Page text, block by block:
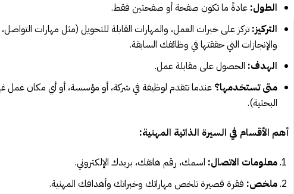
الطول: عادةً ما تكون صفحة أو صفحتين فقط.
التركيز: تركز على خبرات العمل، والمهارات القابلة للتحويل (مثل مهارات
والإنجازات التي حققتها في وظائفك السابقة.
الهدف: الحصول على مقابلة عمل.
متى تستخدمها؟ عندما تتقدم لوظيفة في شركة، أو مؤسسة، أو أي مكان عمل
البحثية).
أهم الأقسام في السيرة الذاتية المهنية:
معلومات الاتصال: اسمك، رقم هاتفك، بريدك الإلكتروني.
ملخص: فقرة قصيرة تلخص مهاراتك وخبراتك وأهدافك المهنية.